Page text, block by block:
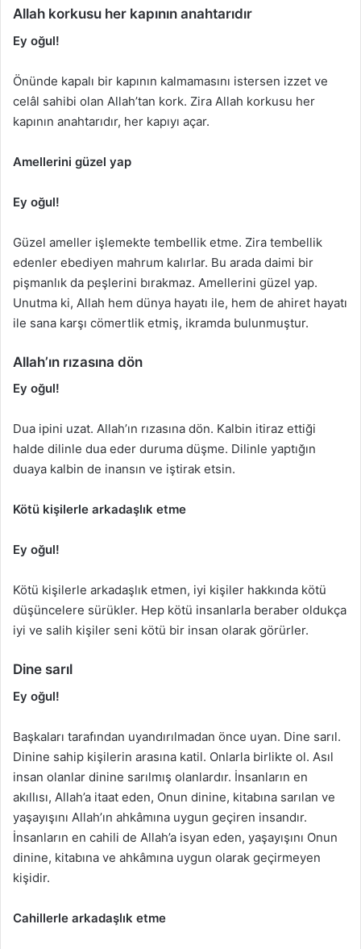
Allah korkusu her kapının anahtarıdır
Ey oğul!
Önünde kapalı bir kapının kalmamasını istersen izzet ve
celâl sahibi olan Allah’tan kork. Zira Allah korkusu her
kapının anahtarıdır, her kapıyı açar.
Amellerini güzel yap
Ey oğul!
Güzel ameller işlemekte tembellik etme. Zira tembellik
edenler ebediyen mahrum kalırlar. Bu arada daimi bir
pişmanlık da peşlerini bırakmaz. Amellerini güzel yap.
Unutma ki, Allah hem dünya hayatı ile, hem de ahiret hayatı
ile sana karşı cömertlik etmiş, ikramda bulunmuştur.
Allah’ın rızasına dön
Ey oğul!
Dua ipini uzat. Allah’ın rızasına dön. Kalbin itiraz ettiği
halde dilinle dua eder duruma düşme. Dilinle yaptığın
duaya kalbin de inansın ve iştirak etsin.
Kötü kişilerle arkadaşlık etme
Ey oğul!
Kötü kişilerle arkadaşlık etmen, iyi kişiler hakkında kötü
düşüncelere sürükler. Hep kötü insanlarla beraber oldukça
iyi ve salih kişiler seni kötü bir insan olarak görürler.
Dine sarıl
Ey oğul!
Başkaları tarafından uyandırılmadan önce uyan. Dine sarıl.
Dinine sahip kişilerin arasına katil. Onlarla birlikte ol. Asıl
insan olanlar dinine sarılmış olanlardır. İnsanların en
akıllısı, Allah’a itaat eden, Onun dinine, kitabına sarılan ve
yaşayışını Allah’ın ahkâmına uygun geçiren insandır.
İnsanların en cahili de Allah’a isyan eden, yaşayışını Onun
dinine, kitabına ve ahkâmına uygun olarak geçirmeyen
kişidir.
Cahillerle arkadaşlık etme